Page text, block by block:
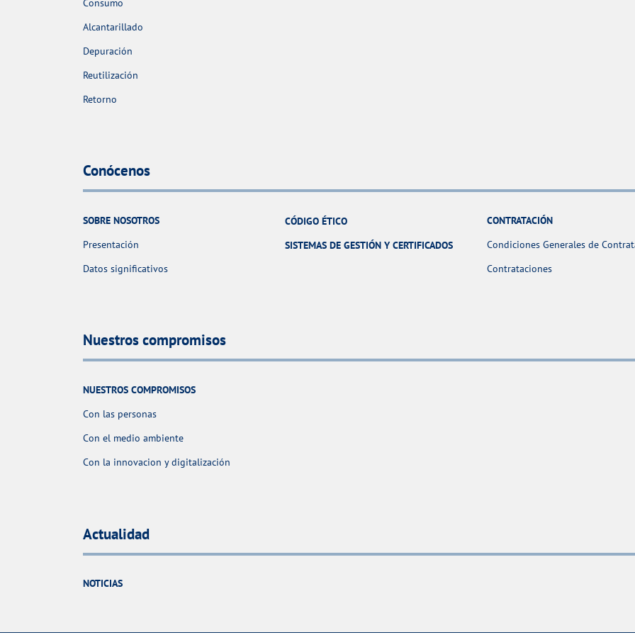
Consumo
Alcantarillado
Depuración
Reutilización
Retorno
Conócenos
SOBRE NOSOTROS
Presentación
Datos significativos
CÓDIGO ÉTICO
SISTEMAS DE GESTIÓN Y CERTIFICADOS
CONTRATACIÓN
Condiciones Generales de
Contrataciones
Nuestros compromisos
NUESTROS COMPROMISOS
Con las personas
Con el medio ambiente
Con la innovacion y digitalización
Actualidad
NOTICIAS